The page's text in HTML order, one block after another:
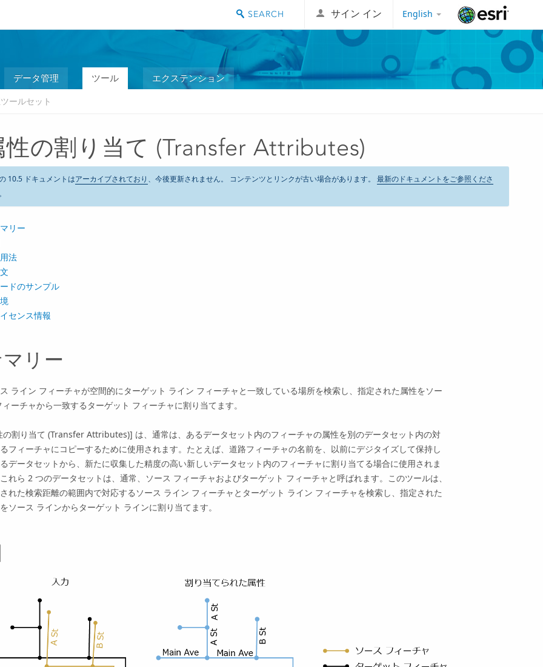
English
サイン イン
データ管理 ツール エクステンション
ールセット
性の割り当て (Transfer Attributes)
10.5 ドキュメントはアーカイブされており 、今後更新されません。 コンテンツとリンクが古い場合があります。 最新のドキュメントをご参照くださ
リー
法
ドのサンプル
センス情報
リー
ライン フィーチャが空間的にターゲット ライン フィーチャと一致している場所を検索し、指定された属性をソー
ィーチャから一致するターゲット フィーチャに割り当てます。
の割り当て (Transfer Attributes)] は、通常は、あるデータセット内のフィーチャの属性を別のデータセット内の対
フィーチャにコピーするために使用されます。たとえば、道路フィーチャの名前を、以前にデジタイズして保持し
データセットから、新たに収集した精度の高い新しいデータセット内のフィーチャに割り当てる場合に使用されま
れら 2 つのデータセットは、通常、ソース フィーチャおよびターゲット フィーチャと呼ばれます。このツールは、
れた検索距離の範囲内で対応するソース ライン フィーチャとターゲット ライン フィーチャを検索し、指定された
ソース ラインからターゲット ラインに割り当てます。